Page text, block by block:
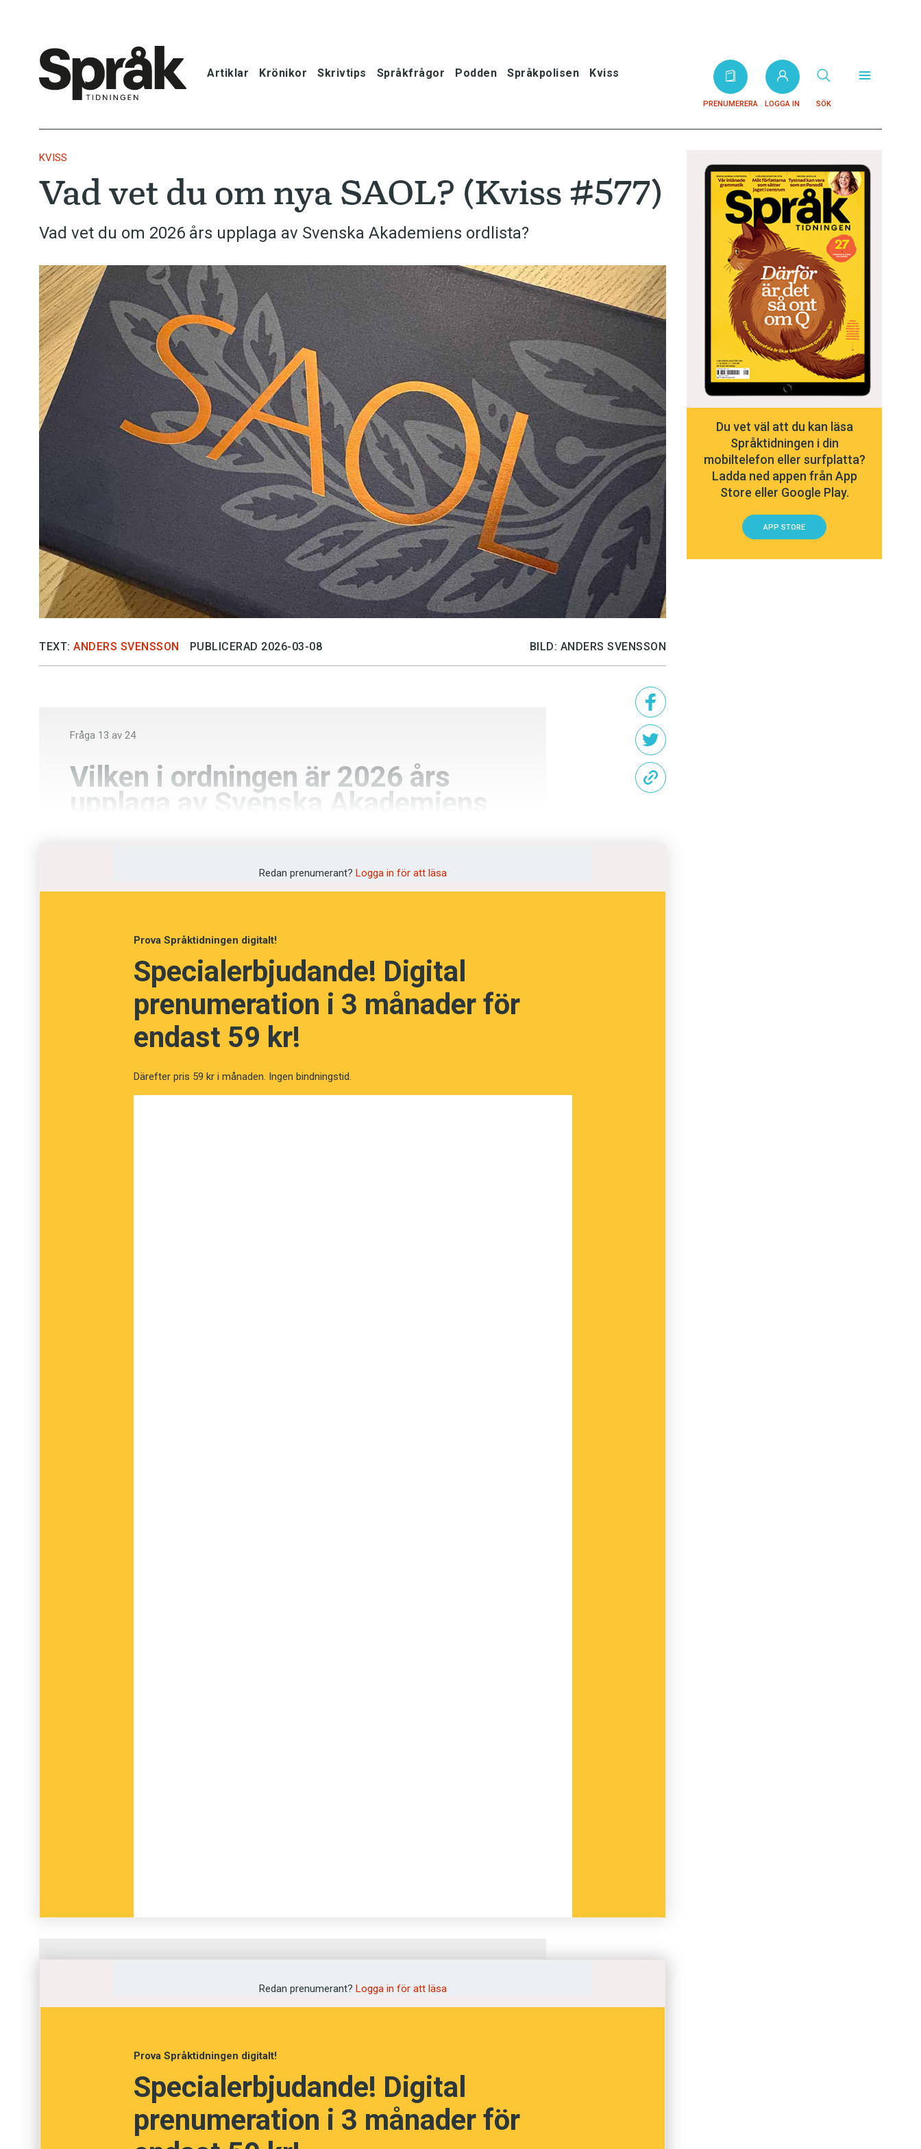
Artiklar Krönikor Skrivtips Språkfrågor Podden Språkpolisen Kviss
PRENUMERERA LOGGA IN SÖK
Krönikor
Språkfrågor
Skrivtips
Bokrecensioner
Kviss
Podden
Anmäl till språkpolisen
Föreslå nyord
Annonsera
Prenumerera
Läs Språktidningen digitalt
Press
KVISS
Vad vet du om nya SAOL? (Kviss #577)
Vad vet du om 2026 års upplaga av Svenska Akademiens ordlista?
TEXT: ANDERS SVENSSON PUBLICERAD 2026-03-08 BILD: ANDERS SVENSSON
Fråga 13 av 24
Vilken i ordningen är 2026 års
upplaga av Svenska Akademiens
Femtonde
Sextonde
Redan prenumerant? Logga in för att läsa
Prova Språktidningen digitalt!
Specialerbjudande! Digital
prenumeration i 3 månader för
endast 59 kr!
Därefter pris 59 kr i månaden. Ingen bindningstid.
Vilken i ordningen är 2026 års
ordlista?
Fjortonde
Redan prenumerant? Logga in för att läsa
Prova Språktidningen digitalt!
Specialerbjudande! Digital
prenumeration i 3 månader för
Du vet väl att du kan läsa
Språktidningen i din
mobiltelefon eller surfplatta?
Ladda ned appen från App
Store eller Google Play.
APP STORE